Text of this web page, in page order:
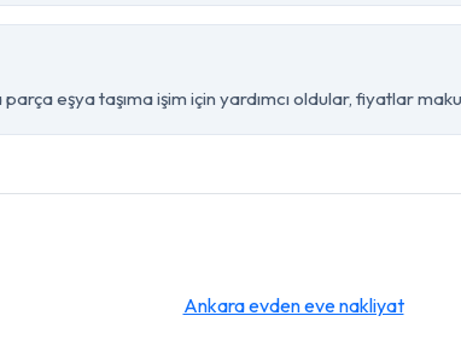
eşya taşıma işim için yardımcı oldular, fiyatlar
Ankara evden eve nakliyat